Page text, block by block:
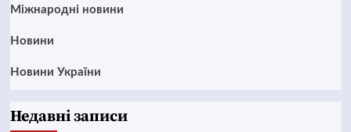
Міжнародні новини
Новини
Новини України
Недавні записи